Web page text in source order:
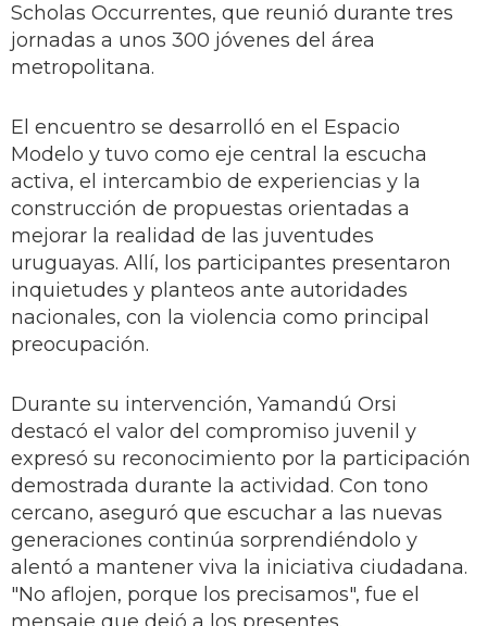
Scholas Occurrentes, que reunió durante tres
jornadas a unos 300 jóvenes del área
metropolitana.
El encuentro se desarrolló en el Espacio
Modelo y tuvo como eje central la escucha
activa, el intercambio de experiencias y la
construcción de propuestas orientadas a
mejorar la realidad de las juventudes
uruguayas. Allí, los participantes presentaron
inquietudes y planteos ante autoridades
nacionales, con la violencia como principal
preocupación.
Durante su intervención, Yamandú Orsi
destacó el valor del compromiso juvenil y
expresó su reconocimiento por la participación
demostrada durante la actividad. Con tono
cercano, aseguró que escuchar a las nuevas
generaciones continúa sorprendiéndolo y
alentó a mantener viva la iniciativa ciudadana.
"No aflojen, porque los precisamos", fue el